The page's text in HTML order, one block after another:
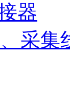
器
采集